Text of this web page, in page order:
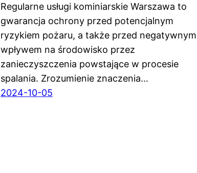
Regularne usługi kominiarskie Warszawa to
gwarancja ochrony przed potencjalnym
ryzykiem pożaru, a także przed negatywnym
wpływem na środowisko przez
zanieczyszczenia powstające w procesie
spalania. Zrozumienie znaczenia…
2024-10-05